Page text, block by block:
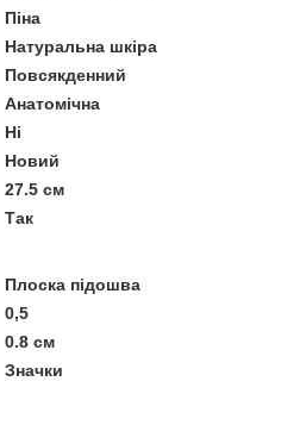
Піна
Натуральна шкіра
Повсякденний
Анатомічна
Ні
Новий
27.5 см
Так
Плоска підошва
0,5
0.8 см
Значки